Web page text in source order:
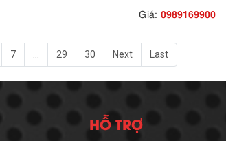
Giá: 0989169900
7 29 30 Next
Last
HỖ TRỢ